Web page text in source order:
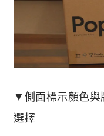
▼側面標示顏色與
選擇